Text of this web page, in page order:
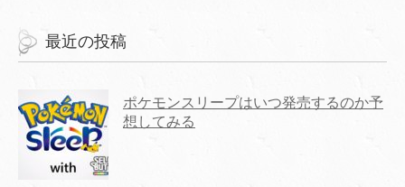
最近の投稿
ポケモンスリープはいつ発売するのか予
想してみる